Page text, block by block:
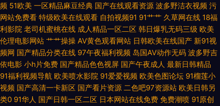
自拍91 国产秘麻 深夜AV影视 肏屄福利社 欧美一线二线在线观看 91视频官
网 蜜桃视频app网站 又大又粗视频 果冻传媒视 香蕉网在线观看视频 国产福
利资源在线 日韩精品欧美精品 a级论理在线看 欧美性色黄在 91大神在线看
久久婷婷视频小说 亚洲人成伊 国产亚洲欧美 天天色五月网 亚洲AV久久无码
频 51欧美 一区精品麻豆经典 国产在线观看资源 波多野洁衣视频 污
网站免费看 特级欧美在线观看 自拍视频91 91艹艹 久草网在线 18福
利影院 老司机蜜桃在线 成人精品一区二区 韩日爆乳无码三级 欧美
伦理电影网站 艹艹操操 AV黄色观看网站 日韩欧美在线国产 新91视
频网 国产精品分类在线 97午夜福利视频 岛国AV动作无码 波多野吉
依电影 小h片免费 国产精品色色视屏 国产午夜成人 最新日韩精品
91福利视频导航 欧美喷水影院 91爱爱视频 欧美色图论坛 91榴莲小
视频 国产高清一卡新区 国产看片资源 二色吧97资源站 欧美日韩另
类0 91华人 国产日韩一区二区 日本网站在线免费 免费潮喷 91原创